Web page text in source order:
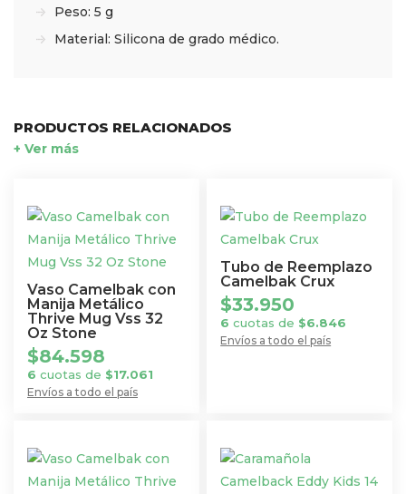
Peso: 5 g
Material: Silicona de grado médico.
PRODUCTOS RELACIONADOS
+ Ver más
Vaso Camelbak con
Manija Metálico
Thrive Mug Vss 32
Oz Stone
Envíos a todo el país
$84.598
6 cuotas de $17.061
Tubo de Reemplazo
Camelbak Crux
Envíos a todo el país
$33.950
6 cuotas de $6.846